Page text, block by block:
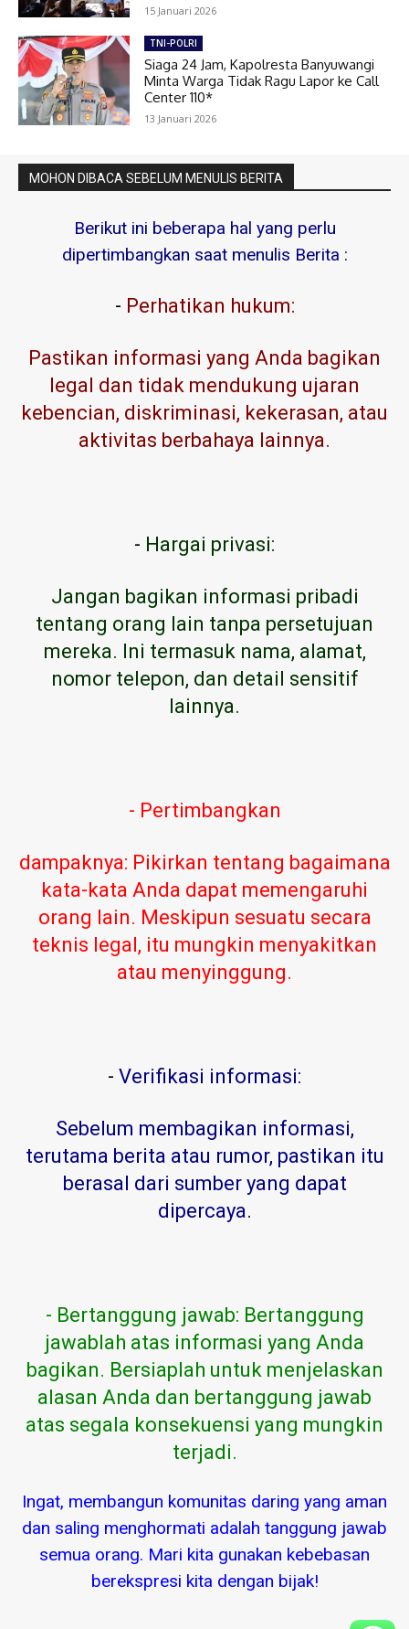
15 Januari 2026
TNI-POLRI
Siaga 24 Jam, Kapolresta Banyuwangi
Minta Warga Tidak Ragu Lapor ke Call
Center 110*
13 Januari 2026
MOHON DIBACA SEBELUM MENULIS BERITA
Berikut ini beberapa hal yang perlu
dipertimbangkan saat menulis Berita :
- Perhatikan hukum:
Pastikan informasi yang Anda bagikan
legal dan tidak mendukung ujaran
kebencian, diskriminasi, kekerasan, atau
aktivitas berbahaya lainnya.
- Hargai privasi:
Jangan bagikan informasi pribadi
tentang orang lain tanpa persetujuan
mereka. Ini termasuk nama, alamat,
nomor telepon, dan detail sensitif
lainnya.
- Pertimbangkan
dampaknya: Pikirkan tentang bagaimana
kata-kata Anda dapat memengaruhi
orang lain. Meskipun sesuatu secara
teknis legal, itu mungkin menyakitkan
atau menyinggung.
- Verifikasi informasi:
Sebelum membagikan informasi,
terutama berita atau rumor, pastikan itu
berasal dari sumber yang dapat
dipercaya.
- Bertanggung jawab: Bertanggung
jawablah atas informasi yang Anda
bagikan. Bersiaplah untuk menjelaskan
alasan Anda dan bertanggung jawab
atas segala konsekuensi yang mungkin
terjadi.
Ingat, membangun komunitas daring yang aman
dan saling menghormati adalah tanggung jawab
semua orang. Mari kita gunakan kebebasan
berekspresi kita dengan bijak!